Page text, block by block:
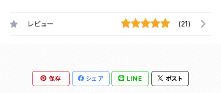
レビュー (21)
保存 シェア LINE ポスト